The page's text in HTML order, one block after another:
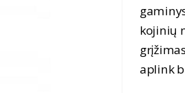
kojinių
aplink